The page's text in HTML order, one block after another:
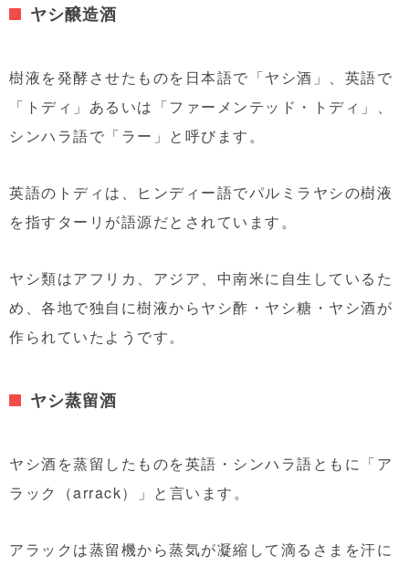
ヤシ醸造酒
樹液を発酵させたものを日本語で「ヤシ酒」、英語で
「トディ」あるいは「ファーメンテッド・トディ」、
シンハラ語で「ラー」と呼びます。
英語のトディは、ヒンディー語でパルミラヤシの樹液
を指すターリが語源だとされています。
ヤシ類はアフリカ、アジア、中南米に自生しているた
め、各地で独自に樹液からヤシ酢・ヤシ糖・ヤシ酒が
作られていたようです。
ヤシ蒸留酒
ヤシ酒を蒸留したものを英語・シンハラ語ともに「ア
ラック（arrack）」と言います。
アラックは蒸留機から蒸気が凝縮して滴るさまを汗に